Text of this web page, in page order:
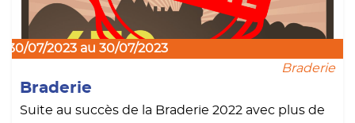
30/07/2023 au 30/07/2023
Braderie
Braderie
Suite au succès de la Braderie 2022 avec plus de